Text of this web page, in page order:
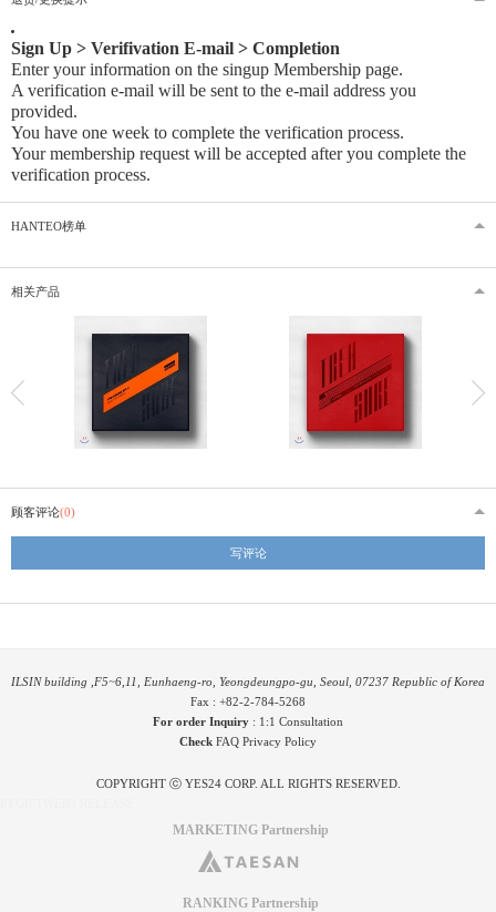
Sign Up > Verifivation E-mail > Completion
Enter your information on the singup Membership page.
A verification e-mail will be sent to the e-mail address you
provided.
You have one week to complete the verification process.
Your membership request will be accepted after you complete the
verification process.
HANTEO榜单
相关产品
顾客评论(0)
写评论
ILSIN building ,F5~6,11, Eunhaeng-ro, Yeongdeungpo-gu, Seoul, 07237 Republic of Korea
Fax : +82-2-784-5268
For order Inquiry : 1:1 Consultation
Check FAQ Privacy Policy
COPYRIGHT ⓒ YES24 CORP. ALL RIGHTS RESERVED.
MARKETING Partnership
RANKING Partnership